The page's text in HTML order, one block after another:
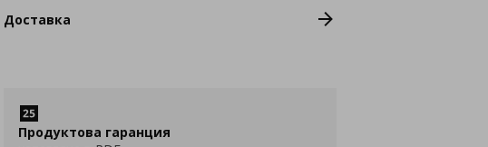
Доставка
Продуктова гаранция